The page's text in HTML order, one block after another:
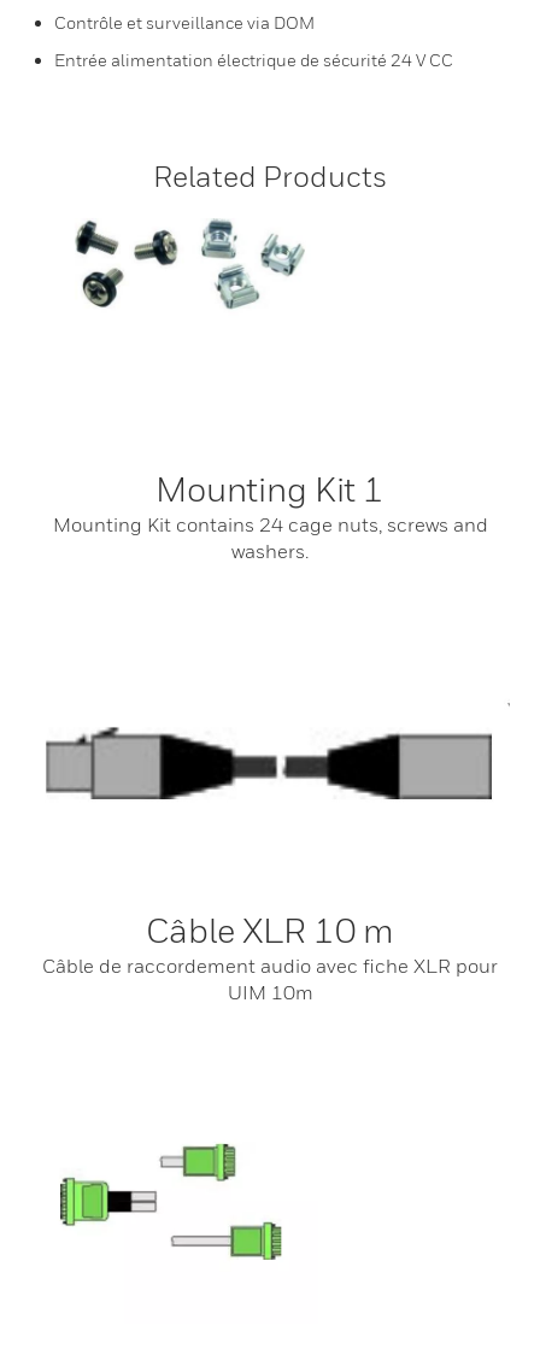
Contrôle et surveillance via DOM
Entrée alimentation électrique de sécurité 24 V CC
Related Products
Mounting Kit 1
Mounting Kit contains 24 cage nuts, screws and
washers.
Câble XLR 10 m
Câble de raccordement audio avec fiche XLR pour
UIM 10m